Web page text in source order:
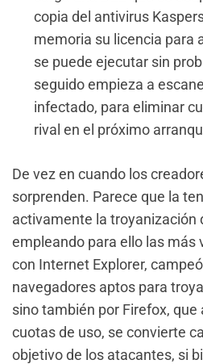
copia del antivirus
memoria su licencia para
se puede ejecutar sin
seguido empieza a
infectado, para eliminar
rival en el próximo
De vez en cuando los
sorprenden. Parece que la
activamente la troyanización
empleando para ello las más
con Internet Explorer,
navegadores aptos para
sino también por Firefox,
cuotas de uso, se convierte
objetivo de los atacantes, si